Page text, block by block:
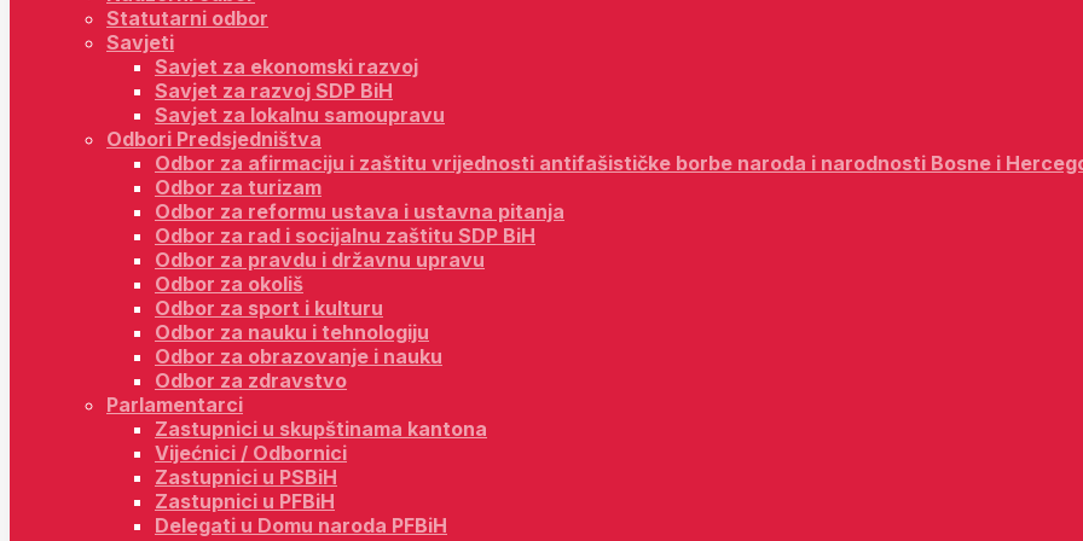
Statutarni odbor
Savjeti
Savjet za ekonomski razvoj
Savjet za razvoj SDP BiH
Savjet za lokalnu samoupravu
Odbori Predsjedništva
Odbor za afirmaciju i zaštitu vrijednosti antifašističke borbe naroda i narodnosti Bosne i
Odbor za turizam
Odbor za reformu ustava i ustavna pitanja
Odbor za rad i socijalnu zaštitu SDP BiH
Odbor za pravdu i državnu upravu
Odbor za okoliš
Odbor za sport i kulturu
Odbor za nauku i tehnologiju
Odbor za obrazovanje i nauku
Odbor za zdravstvo
Parlamentarci
Zastupnici u skupštinama kantona
Vijećnici / Odbornici
Zastupnici u PSBiH
Zastupnici u PFBiH
Delegati u Domu naroda PFBiH